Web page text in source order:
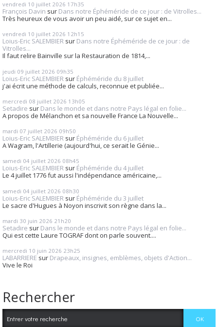
vendredi 10 juillet 2026 17h35
François Davin sur Dans notre Éphéméride de ce jour : de Vitrolles...
Très heureux de vous avoir un peu aidé, sur ce sujet en...
vendredi 10 juillet 2026 12h15
Loius-Eric SALEMBIER sur Dans notre Éphéméride de ce jour : de
Vitrolles...
Il faut relire Bainville sur la Restauration de 1814,...
jeudi 09 juillet 2026 09h35
Loius-Eric SALEMBIER sur Éphéméride du 8 juillet
j'ai écrit une méthode de calculs, reconnue et publiée...
mercredi 08 juillet 2026 13h05
Setadire sur Dans le monde et dans notre Pays légal en folie...
A propos de Mélanchon et sa nouvelle France La Nouvelle...
mardi 07 juillet 2026 09h50
Loius-Eric SALEMBIER sur Éphéméride du 6 juillet
A Wagram, l'Artillerie (aujourd'hui, ce serait le Génie...
samedi 04 juillet 2026 08h45
Loius-Eric SALEMBIER sur Éphéméride du 4 juillet
Le 4 juillet 1776 fut aussi l'indépendance américaine,...
samedi 04 juillet 2026 08h30
Loius-Eric SALEMBIER sur Éphéméride du 3 juillet
Le sacre d'Hugues à Noyon inscrivit son règne dans la...
mardi 30 juin 2026 21h20
Setadire sur Dans le monde et dans notre Pays légal en folie...
Qui est cette Laure TOGRAF dont on parle souvent....
mercredi 10 juin 2026 23h25
LABARRIERE sur Drapeaux, insignes, emblèmes, objets d'Action...
Vive le Roi
Rechercher